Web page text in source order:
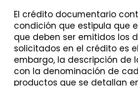
El crédito documentario
condición que estipula que
que deben ser emitidos los
solicitados en el crédito es
embargo, la descripción de
con la denominación de
productos que se detallan